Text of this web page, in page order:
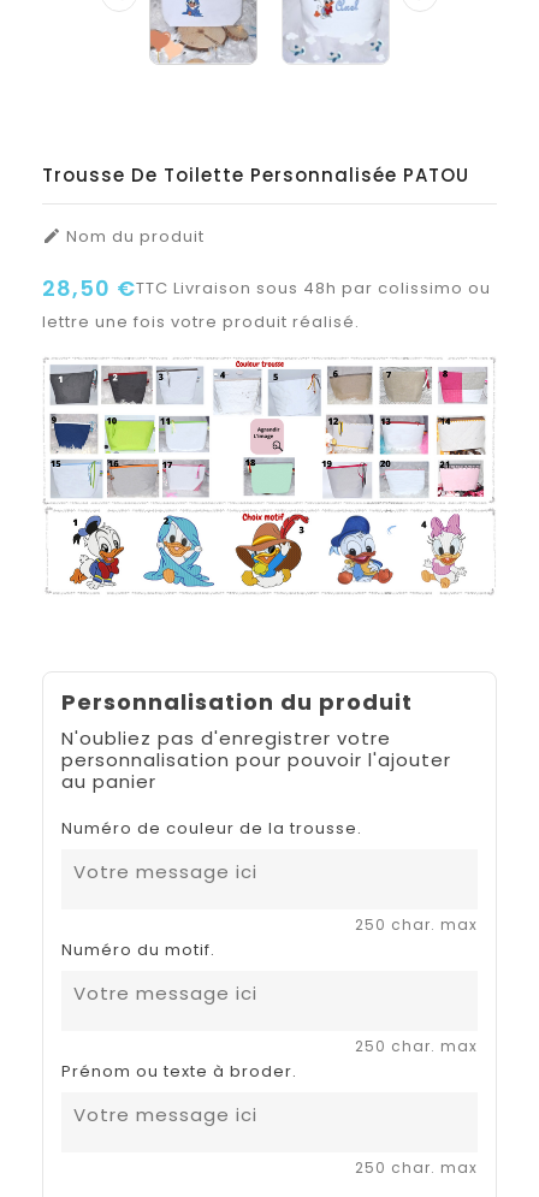
Trousse De Toilette Personnalisée PATOU
 Nom du produit
28,50 €TTC Livraison sous 48h par colissimo ou
lettre une fois votre produit réalisé.
Personnalisation du produit
N'oubliez pas d'enregistrer votre
personnalisation pour pouvoir l'ajouter
au panier
Numéro de couleur de la trousse.
250 char. max
Numéro du motif.
250 char. max
Prénom ou texte à broder.
250 char. max